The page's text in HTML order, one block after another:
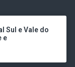
Sul e Vale do
e